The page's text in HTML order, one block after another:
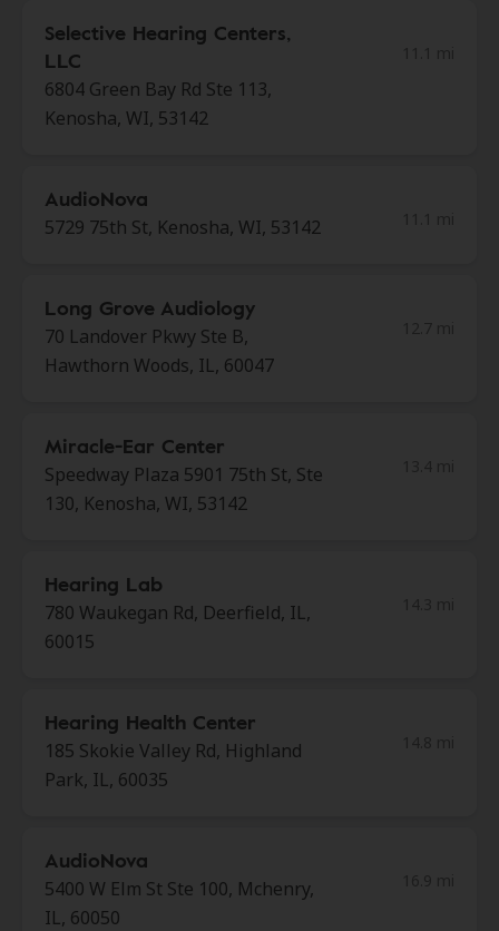
Selective Hearing Centers,
LLC
6804 Green Bay Rd Ste 113,
Kenosha, WI, 53142
AudioNova
5729 75th St, Kenosha, WI, 53142
Long Grove Audiology
70 Landover Pkwy Ste B,
Hawthorn Woods, IL, 60047
Miracle-Ear Center
Speedway Plaza 5901 75th St, Ste
130, Kenosha, WI, 53142
Hearing Lab
780 Waukegan Rd, Deerfield, IL,
60015
Hearing Health Center
185 Skokie Valley Rd, Highland
Park, IL, 60035
AudioNova
5400 W Elm St Ste 100, Mchenry,
IL, 60050